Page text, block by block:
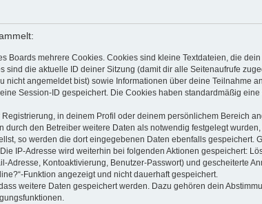
Boards mehrere Cookies. Cookies sind kleine Textdateien, die
sind die aktuelle ID deiner Sitzung (damit dir alle Seitenaufrufe
angemeldet bist) sowie Informationen über deine Teilnahme
Session-ID gespeichert. Die Cookies haben standardmäßig
in deinem Profil oder deinem persönlichem Bereich
den Betreiber weitere Daten als notwendig festgelegt
so werden die dort eingegebenen Daten ebenfalls gespeichert.
IP-Adresse wird weiterhin bei folgenden Aktionen gespeichert:
Adresse, Kontoaktivierung, Benutzer-Passwort) und gescheiterte
Funktion angezeigt und nicht dauerhaft gespeichert.
weitere Daten gespeichert werden. Dazu gehören dein